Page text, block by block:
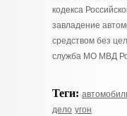
кодекса
завладение
средством без
служба МО МВД
Теги:
дело угон